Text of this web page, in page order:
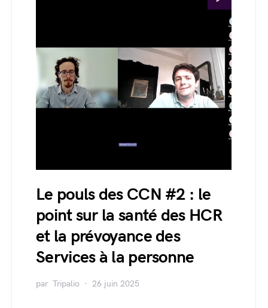
Le pouls des CCN #2 : le
point sur la santé des HCR
et la prévoyance des
Services à la personne
par Tripalio 26 juin 2025